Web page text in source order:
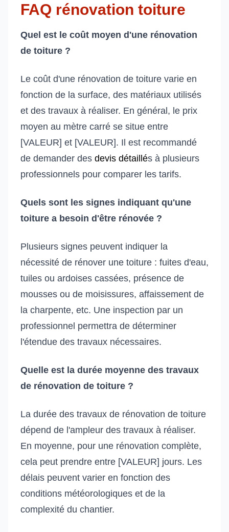
FAQ rénovation toiture
Quel est le coût moyen d'une rénovation
de toiture ?
Le coût d'une rénovation de toiture varie en
fonction de la surface, des matériaux utilisés
et des travaux à réaliser. En général, le prix
moyen au mètre carré se situe entre
[VALEUR] et [VALEUR]. Il est recommandé
de demander des devis détaillés à plusieurs
professionnels pour comparer les tarifs.
Quels sont les signes indiquant qu'une
toiture a besoin d'être rénovée ?
Plusieurs signes peuvent indiquer la
nécessité de rénover une toiture : fuites d'eau,
tuiles ou ardoises cassées, présence de
mousses ou de moisissures, affaissement de
la charpente, etc. Une inspection par un
professionnel permettra de déterminer
l'étendue des travaux nécessaires.
Quelle est la durée moyenne des travaux
de rénovation de toiture ?
La durée des travaux de rénovation de toiture
dépend de l'ampleur des travaux à réaliser.
En moyenne, pour une rénovation complète,
cela peut prendre entre [VALEUR] jours. Les
délais peuvent varier en fonction des
conditions météorologiques et de la
complexité du chantier.